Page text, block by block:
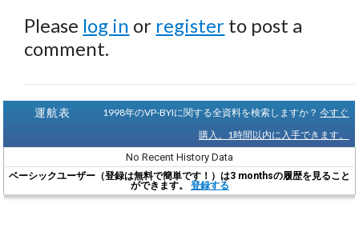
Please log in or register to post a
comment.
運航表 1998年のVP-BYIに関する全資料を検索しますか？今すぐ
購入。1時間以内に入手できます。
No Recent History Data
ベーシックユーザー（登録は無料で簡単です！）は3 monthsの履歴を見ること
ができます。 登録する